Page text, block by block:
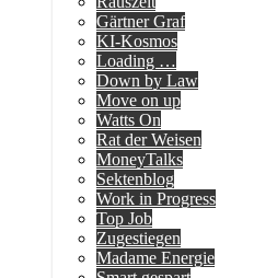
Gärtner Graf
KI-Kosmos
Loading …
Down by Law
Move on up
Watts On
Rat der Weisen
MoneyTalks
Sektenblog
Work in Progress
Top Job
Zugestiegen
Madame Energie